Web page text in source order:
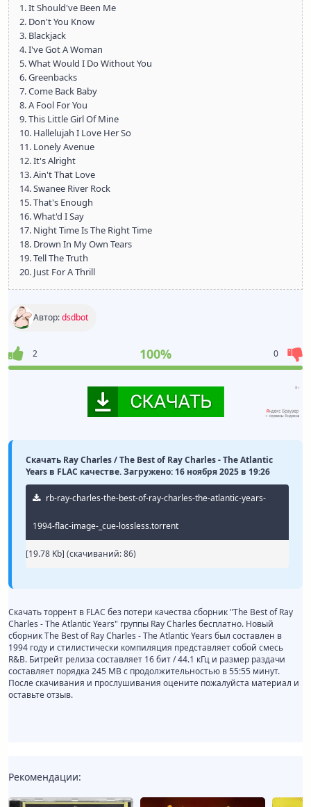
1. It Should've Been Me
2. Don't You Know
3. Blackjack
4. I've Got A Woman
5. What Would I Do Without You
6. Greenbacks
7. Come Back Baby
8. A Fool For You
9. This Little Girl Of Mine
10. Hallelujah I Love Her So
11. Lonely Avenue
12. It's Alright
13. Ain't That Love
14. Swanee River Rock
15. That's Enough
16. What'd I Say
17. Night Time Is The Right Time
18. Drown In My Own Tears
19. Tell The Truth
20. Just For A Thrill
Автор:dsdbot
2 100% 0
Скачать Ray Charles / The Best of Ray Charles - The Atlantic
Years в FLAC качестве. Загружено: 16 ноября 2025 в 19:26
rb-ray-charles-the-best-of-ray-charles-the-atlantic-years-
1994-flac-image-_cue-lossless.torrent
[19.78 Kb] (cкачиваний: 86)
Скачать торрент в FLAC без потери качества сборник "The Best of Ray
Charles - The Atlantic Years" группы Ray Charles бесплатно. Новый
сборник The Best of Ray Charles - The Atlantic Years был составлен в
1994 году и стилистически компиляция представляет собой смесь
R&B. Битрейт релиза составляет 16 бит / 44.1 кГц и размер раздачи
составляет порядка 245 MB с продолжительностью в 55:55 минут.
После скачивания и прослушивания оцените пожалуйста материал и
оставьте отзыв.
Рекомендации: